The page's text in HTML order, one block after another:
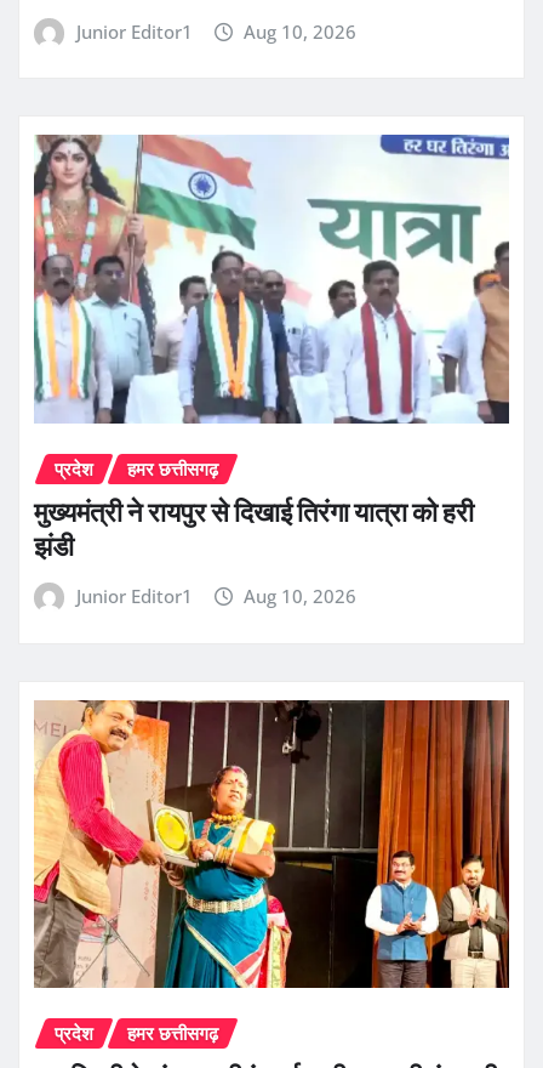
Junior Editor1 Aug 10, 2026
प्रदेश हमर छत्तीसगढ़
मुख्यमंत्री ने रायपुर से दिखाई तिरंगा यात्रा को हरी
झंडी
Junior Editor1 Aug 10, 2026
प्रदेश हमर छत्तीसगढ़